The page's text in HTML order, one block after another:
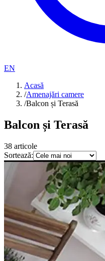
EN
Acasă
/Amenajări camere
/Balcon și Terasă
Balcon și Terasă
38 articole
Sortează: